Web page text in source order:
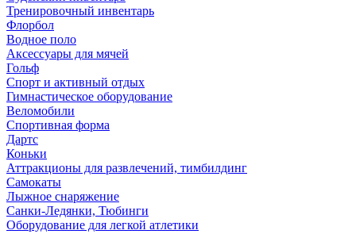
Тренировочный инвентарь
Флорбол
Водное поло
Аксессуары для мячей
Гольф
Спорт и активный отдых
Гимнастическое оборудование
Веломобили
Спортивная форма
Дартс
Коньки
Аттракционы для развлечений, тимбилдинг
Самокаты
Лыжное снаряжение
Санки-Ледянки, Тюбинги
Оборудование для легкой атлетики